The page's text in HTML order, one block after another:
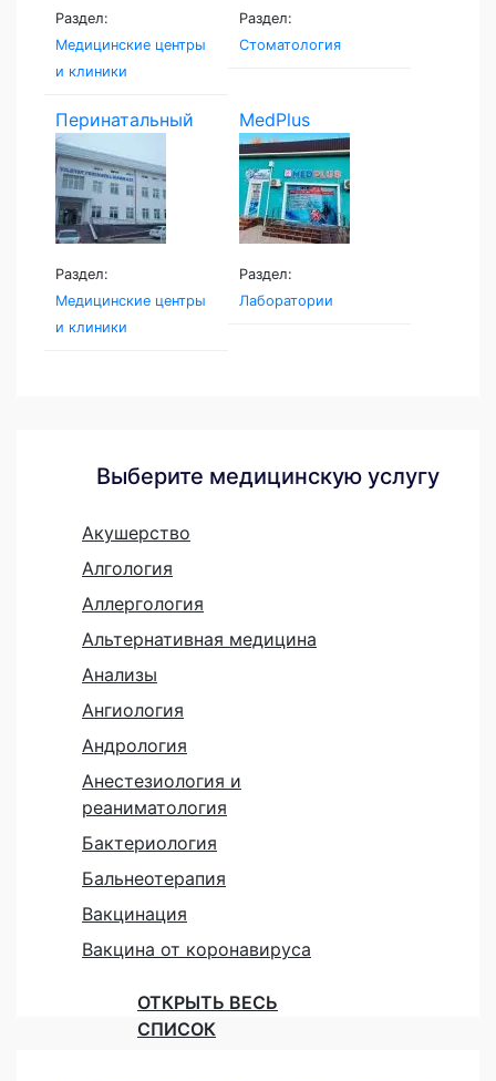
Раздел:
Медицинские центры
и клиники
Раздел:
Стоматология
Перинатальный
центр...
Раздел:
Медицинские центры
и клиники
MedPlus
Раздел:
Лаборатории
Выберите медицинскую услугу
Акушерство
Алгология
Аллергология
Альтернативная медицина
Анализы
Ангиология
Андрология
Анестезиология и
реаниматология
Бактериология
Бальнеотерапия
Вакцинация
Вакцина от коронавируса
ОТКРЫТЬ ВЕСЬ
СПИСОК